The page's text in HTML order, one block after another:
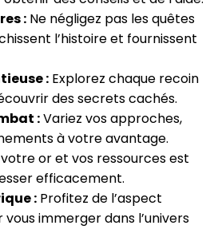
: Ne négligez pas les quêtes
l’histoire et fournissent
: Explorez chaque recoin
des secrets cachés.
:Variez vos approches,
à votre avantage.
or et vos ressources est
efficacement.
: Profitez de l’aspect
immerger dans l’univers